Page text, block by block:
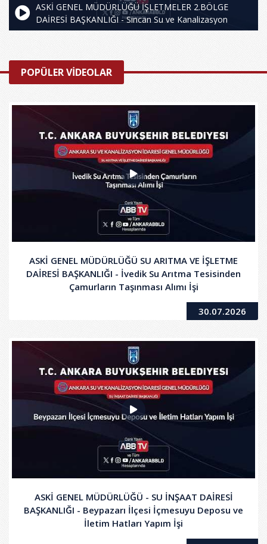
ASKİ GENEL MÜDÜRLÜĞÜ İŞLETMELER 2.BÖLGE
DAİRESİ BAŞKANLIĞI - Sincan Su ve Kanalizasyon
İşletme Müdürlüğü Sorumluluk Sahasında İçme Suyu ve
POPÜLER VİDEOLAR
ASKİ GENEL MÜDÜRLÜĞÜ SU ARITMA VE İŞLETME
DAİRESİ BAŞKANLIĞI - İvedik Su Arıtma Tesisinden
Çamurların Taşınması Alımı İşi
30.07.2026
ASKİ GENEL MÜDÜRLÜĞÜ - SU İNŞAAT DAİRESİ
BAŞKANLIĞI - Beypazarı İlçesi İçmesuyu Deposu ve
İletim Hatları Yapım İşi